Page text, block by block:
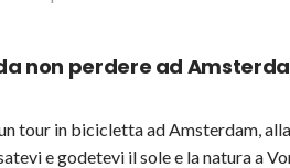
non perdere ad
tour in bicicletta ad Amsterdam,
e godetevi il sole e la natura a